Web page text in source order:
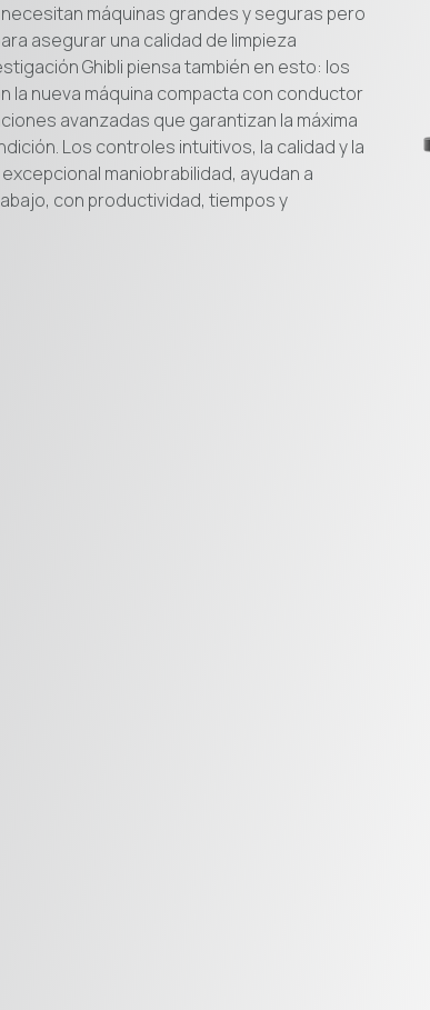
máquinas grandes y seguras pero
asegurar una calidad de limpieza
Ghibli piensa también en esto: los
la nueva máquina compacta con conductor
avanzadas que garantizan la máxima
Los controles intuitivos, la calidad y la
maniobrabilidad, ayudan a
con productividad, tiempos y